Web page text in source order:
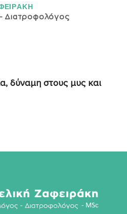
- Διατροφολόγος
δύναμη στους μυς και